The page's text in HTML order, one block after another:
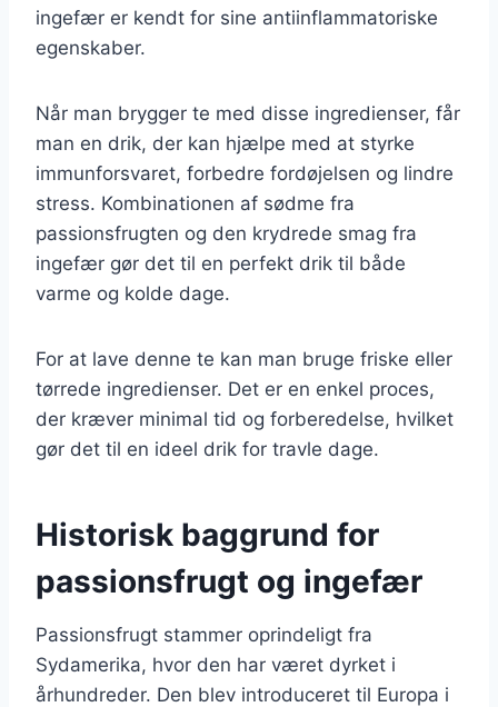
ingefær er kendt for sine antiinflammatoriske
egenskaber.
Når man brygger te med disse ingredienser, får
man en drik, der kan hjælpe med at styrke
immunforsvaret, forbedre fordøjelsen og lindre
stress. Kombinationen af sødme fra
passionsfrugten og den krydrede smag fra
ingefær gør det til en perfekt drik til både
varme og kolde dage.
For at lave denne te kan man bruge friske eller
tørrede ingredienser. Det er en enkel proces,
der kræver minimal tid og forberedelse, hvilket
gør det til en ideel drik for travle dage.
Historisk baggrund for
passionsfrugt og ingefær
Passionsfrugt stammer oprindeligt fra
Sydamerika, hvor den har været dyrket i
århundreder. Den blev introduceret til Europa i